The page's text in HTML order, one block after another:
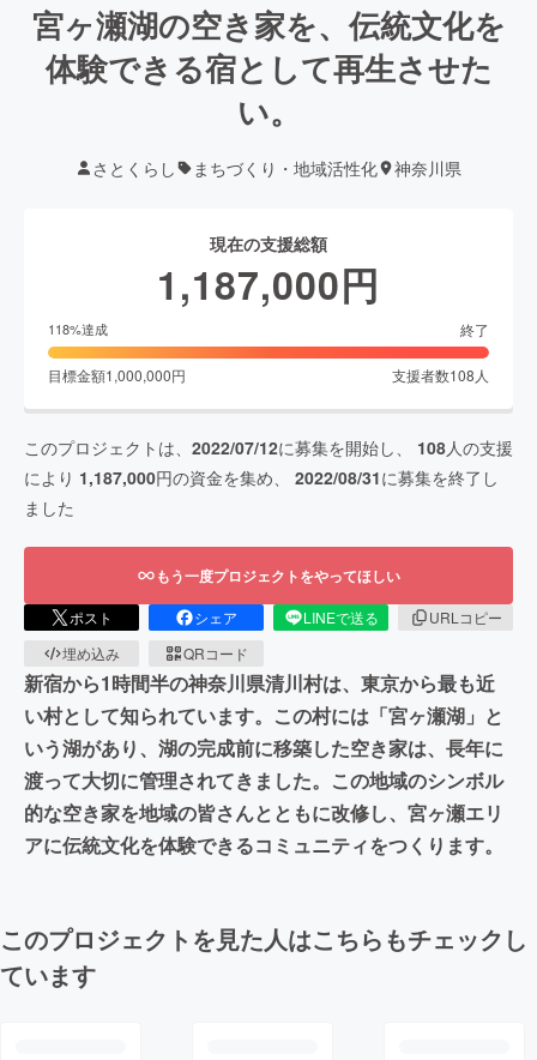
宮ヶ瀬湖の空き家を、伝統文化を
体験できる宿として再生させた
い。
さとくらし まちづくり・地域活性化 神奈川県
現在の支援総額
1,187,000円
118%達成 終了
目標金額1,000,000円 支援者数108 人
このプロジェクトは、 2022/07/12に募集を開始し、 108人の支援
により 1,187,000円の資金を集め、 2022/08/31に募集を終了し
ました
もう一度プロジェクトをやってほしい
ポスト シェア LINEで送る
URLコピー
埋め込み
QRコード
新宿から1時間半の神奈川県清川村は、東京から最も近
い村として知られています。この村には「宮ヶ瀬湖」と
いう湖があり、湖の完成前に移築した空き家は、長年に
渡って大切に管理されてきました。この地域のシンボル
的な空き家を地域の皆さんとともに改修し、宮ヶ瀬エリ
アに伝統文化を体験できるコミュニティをつくります。
このプロジェクトを見た人はこちらもチェックし
ています